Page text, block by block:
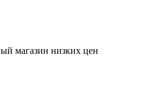
магазин низких цен